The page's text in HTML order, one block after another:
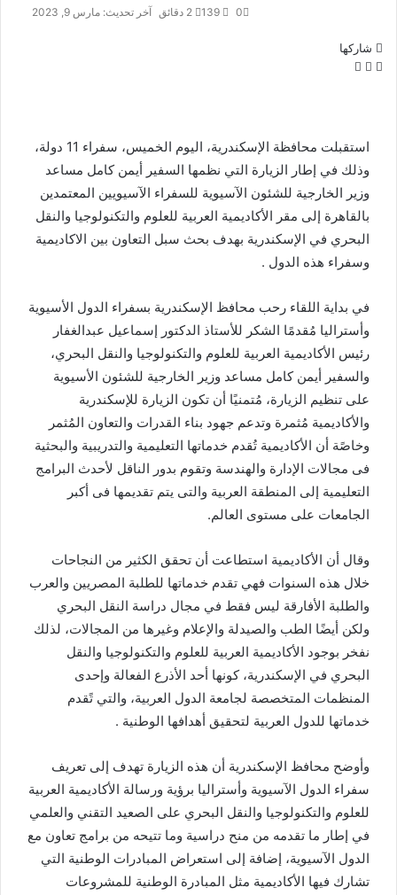
آخر تحديث: مارس 9, 2023 0
شاركها
فيسبوك
تويتر
استقبلت محافظة الإسكندرية، اليوم الخميس، سفراء 11 دولة،
وذلك في إطار الزيارة التي نظمها السفير أيمن كامل مساعد
وزير الخارجية للشئون الآسيوية للسفراء الآسيويين المعتمدين
بالقاهرة إلى مقر الأكاديمية العربية للعلوم والتكنولوجيا والنقل
البحري في الإسكندرية بهدف بحث سبل التعاون بين الاكاديمية
وسفراء هذه الدول .
في بداية اللقاء رحب محافظ الإسكندرية بسفراء الدول الأسيوية
وأستراليا مُقدمًا الشكر للأستاذ الدكتور إسماعيل عبدالغفار
رئيس الأكاديمية العربية للعلوم والتكنولوجيا والنقل البحري،
والسفير أيمن كامل مساعد وزير الخارجية للشئون الأسيوية
على تنظيم الزيارة، مُتمنيًا أن تكون الزيارة للإسكندرية
والأكاديمية مُثمرة وتدعم جهود بناء القدرات والتعاون المُثمر
وخاصًة أن الأكاديمية تُقدم خدماتها التعليمية والتدريبية والبحثية
فى مجالات الإدارة والهندسة وتقوم بدور الناقل لأحدث البرامج
التعليمية إلى المنطقة العربية والتى يتم تقديمها فى أكبر
الجامعات على مستوى العالم.
وقال أن الأكاديمية استطاعت أن تحقق الكثير من النجاحات
خلال هذه السنوات فهي تقدم خدماتها للطلبة المصريين والعرب
والطلبة الأفارقة ليس فقط في مجال دراسة النقل البحري
ولكن أيضًا الطب والصيدلة والإعلام وغيرها من المجالات، لذلك
نفخر بوجود الأكاديمية العربية للعلوم والتكنولوجيا والنقل
البحري في الإسكندرية، كونها أحد الأذرع الفعالة وإحدى
المنظمات المتخصصة لجامعة الدول العربية، والتي تًقدم
خدماتها للدول العربية لتحقيق أهدافها الوطنية .
وأوضح محافظ الإسكندرية أن هذه الزيارة تهدف إلى تعريف
سفراء الدول الآسيوية وأستراليا برؤية ورسالة الأكاديمية العربية
للعلوم والتكنولوجيا والنقل البحري على الصعيد التقني والعلمي
في إطار ما تقدمه من منح دراسية وما تتيحه من برامج تعاون مع
الدول الآسيوية، إضافة إلى استعراض المبادرات الوطنية التي
تشارك فيها الأكاديمية مثل المبادرة الوطنية للمشروعات